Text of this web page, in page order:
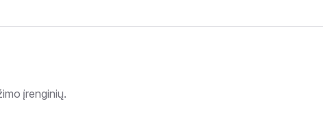
įrenginių.